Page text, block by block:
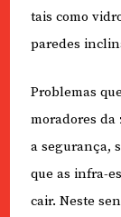
tais como
paredes
Problemas
moradores da
a segurança,
que as infra-
cair. Neste